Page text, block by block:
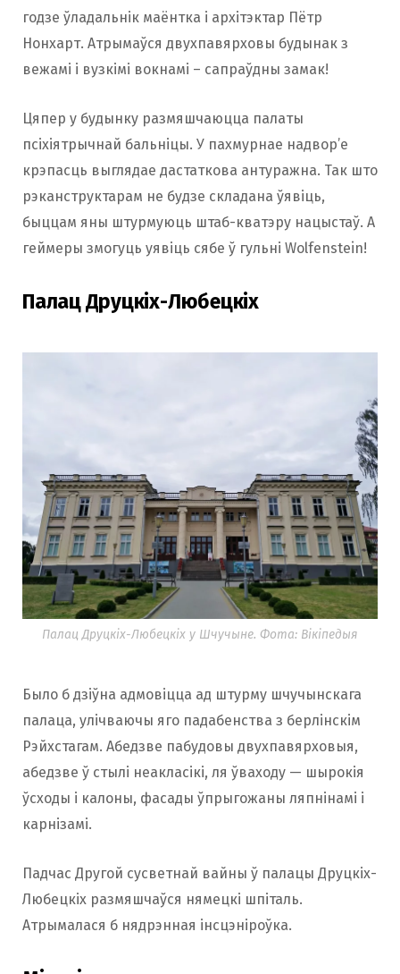
годзе ўладальнік маёнтка і архітэктар Пётр
Нонхарт. Атрымаўся двухпавярховы будынак з
вежамі і вузкімі вокнамі – сапраўдны замак!
Цяпер у будынку размяшчаюцца палаты
псіхіятрычнай бальніцы. У пахмурнае надвор’е
крэпасць выглядае дастаткова антуражна. Так што
рэканструктарам не будзе складана ўявіць,
быццам яны штурмуюць штаб-кватэру нацыстаў. А
геймеры змогуць уявіць сябе ў гульні Wolfenstein!
Палац Друцкіх-Любецкіх
Палац Друцкіх-Любецкіх у Шчучыне. Фота: Вікіпедыя
Было б дзіўна адмовіцца ад штурму шчучынскага
палаца, улічваючы яго падабенства з берлінскім
Рэйхстагам. Абедзве пабудовы двухпавярховыя,
абедзве ў стылі неакласікі, ля ўваходу — шырокія
ўсходы і калоны, фасады ўпрыгожаны ляпнінамі і
карнізамі.
Падчас Другой сусветнай вайны ў палацы Друцкіх-
Любецкіх размяшчаўся нямецкі шпіталь.
Атрымалася б нядрэнная інсцэніроўка.